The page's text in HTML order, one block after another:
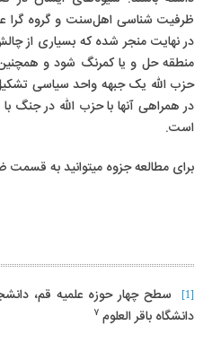
ظرفیت شناسی اهل‌سنت و گروه گرا
در نهایت منجر شده که بسیاری از
منطقه حل و یا کمرنگ شود و
حزب الله یک جبهه واحد سیاسی
در همراهی آنها با حزب الله در جنگ
است.
برای مطالعه جزوه میتوانید به قسمت
[1]سطح چهار حوزه علمیه قم،
دانشگاه باقر العلوم ۷